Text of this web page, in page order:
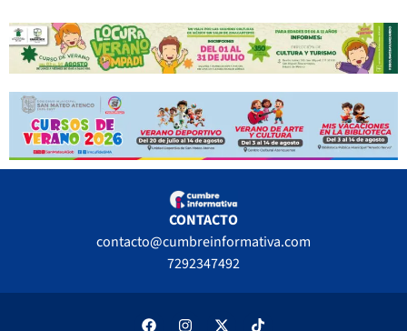
CONTACTO
contacto@cumbreinformativa.com
7292347492